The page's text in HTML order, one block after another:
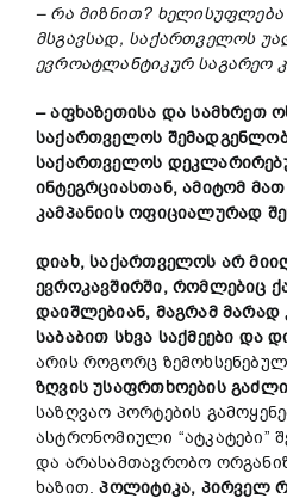
– რა მიზნით?
მსგავსად, საქართველოს
ევროატლანტიკურ საგარეო
– აფხაზეთისა და სამხრეთ
საქართველოს
საქართველოს
ინტეგრციასთან, ამიტომ
კამპანიის ოფიციალურად
დიახ, საქართველოს არ
ევროკავშირში, რომლებიც
დაიშლებიან, მაგრამ მარად
საბაბით სხვა საქმეები და
არის როგორც
ზღვის უსაფრთხოების
საზღვაო პორტების
ასტრონომიული “ატკატები”
და არასამთავრობო
ხაზით.პოლიტიკა, პირველ